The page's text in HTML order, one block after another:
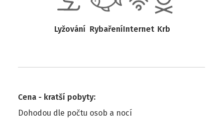
Lyžování RybařeníInternet Krb
Cena - kratší pobyty:
Dohodou dle počtu osob a nocí